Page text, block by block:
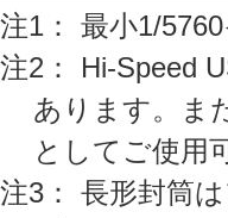
注1： 最小1/
注2： Hi-Speed
あります。ま
としてご使用
注3： 長形封筒